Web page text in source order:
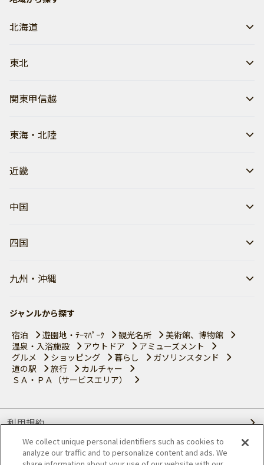
北海道
東北
関東甲信越
東海・北陸
近畿
中国
四国
九州・沖縄
ジャンルから探す
宿泊
遊園地・ﾃｰﾏﾊﾟｰｸ 観光名所
美術館、博物館
温泉・入浴施設
アウトドア
アミューズメント
グルメ
ショッピング 暮らし
ガソリンスタンド
道の駅
旅行
カルチャー
ＳＡ・ＰＡ（サービスエリア）
利用規約
個人情報の取り扱いについて
We collect unique personal identifiers such as cookies to
analyze our traffic and to personalize content and ads. We